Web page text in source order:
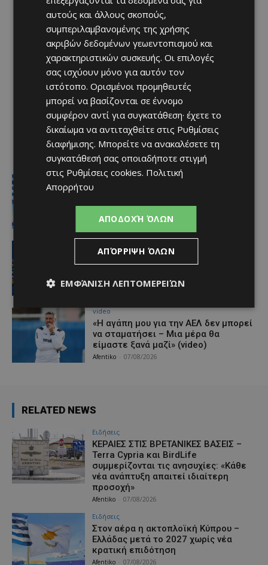
Ειδήσεις
Στον αέρα η ακτοπλοϊκή Κύπρου –
Afentiko - 07/08/2026
Ποδοσφαιριστές μπορούν να
εγγράφονται στα μητρώα διαιτητών
(κανονισμοί και προϋποθέσεις)
video
«Η αγάπη μου για την ΑΕΛ δεν μπορεί
να σταματήσει – Μια μέρα θα
είμαστε ξανά μαζί» (video)
Afentiko 07/08/2026
RELATED NEWS
Ειδήσεις
ΚΕΡΑΙΕΣ ΣΤΙΣ ΒΡΕΤΑΝΙΚΕΣ ΒΑΣΕΙΣ –
Terra Cypria και BirdLife
συμμερίζονται τις ανησυχίες: «Κάθε
νέα ανάπτυξη απαιτεί ιδιαίτερη
προσοχή»
Afentiko 07/08/2026
Ειδήσεις
Στον αέρα η ακτοπλοϊκή Κύπρου –
Ελλάδας μετά το 2027 χωρίς νέα
κρατική επιδότηση
Afentiko 07/08/2026
αυτούς και άλλους σκοπούς,
συμπεριλαμβανομένης της χρήσης
ακριβών δεδομένων γεωεντοπισμού και
χαρακτηριστικών συσκευής. Οι επιλογές
σας ισχύουν μόνο για αυτόν τον
ιστότοπο. Ορισμένοι προμηθευτές
μπορεί να βασίζονται σε έννομο
συμφέρον αντί για συγκατάθεση· έχετε το
δικαίωμα να αντιταχθείτε στις Ρυθμίσεις
διαφήμισης. Μπορείτε να ανακαλέσετε τη
συγκατάθεσή σας οποιαδήποτε στιγμή
στις Ρυθμίσεις cookies. Πολιτική
Απορρήτου
ΑΠΟΔΟΧΉ ΌΛΩΝ
ΑΠΌΡΡΙΨΗ ΌΛΩΝ
ΕΜΦΆΝΙΣΗ ΛΕΠΤΟΜΕΡΕΙΏΝ